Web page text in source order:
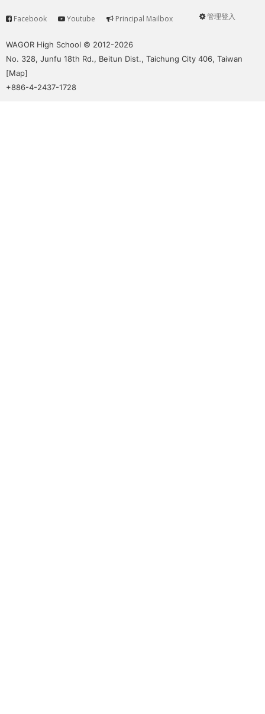
User
管理登入
Service
Facebook Youtube Principal Mailbox
WAGOR High School © 2012-2026
No. 328, Junfu 18th Rd., Beitun Dist., Taichung City 406, Taiwan
[Map]
+886-4-2437-1728